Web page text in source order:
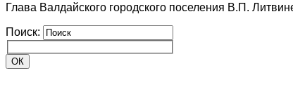
Глава Валдайского городского поселения В.П.
Поиск: